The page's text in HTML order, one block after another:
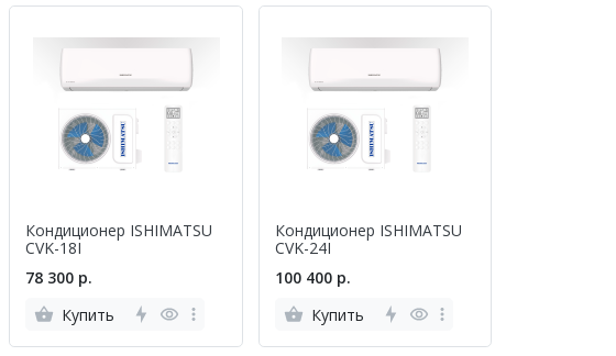
Кондиционер ISHIMATSU
CVK-18I
78 300 р.
Купить
Кондиционер ISHIMATSU
CVK-24I
100 400 р.
Купить